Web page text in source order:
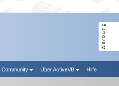
Community Über ActiveVB Hilfe